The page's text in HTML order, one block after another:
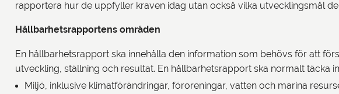
rapportera hur de uppfyller kraven idag utan också vilka utvecklingsmål de
Hållbarhetsrapportens områden
En hållbarhetsrapport ska innehålla den information som behövs för att
utveckling, ställning och resultat. En hållbarhetsrapport ska normalt täcka
Miljö, inklusive klimatförändringar, föroreningar, vatten och marina